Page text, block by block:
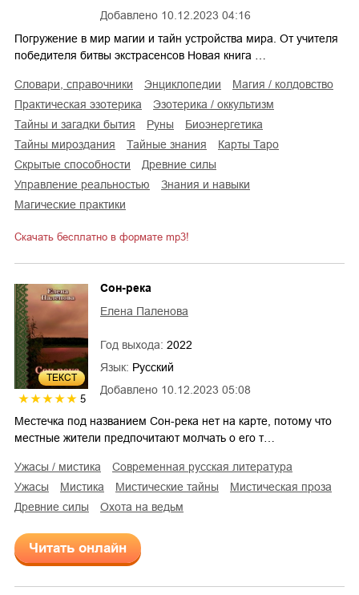
Добавлено 10.12.2023 04:16
Погружение в мир магии и тайн устройства мира. От учителя
победителя битвы экстрасенсов Новая книга …
словари, справочники энциклопедии
магия / колдовство
практическая эзотерика
эзотерика / оккультизм
тайны и загадки бытия
руны
биоэнергетика
тайны мироздания
тайные знания
карты Таро
скрытые способности
древние силы
управление реальностью
знания и навыки
магические практики
Скачать бесплатно в формате mp3!
ТЕКСТ
5
Добавлено 10.12.2023 05:08
Сон-река
Елена Паленова
Год выхода: 2022
Язык: Русский
Местечка под названием Сон-река нет на карте, потому что
местные жители предпочитают молчать о его т…
ужасы / мистика
современная русская литература
ужасы
мистика мистические тайны
мистическая проза
древние силы
охота на ведьм
Читать онлайн